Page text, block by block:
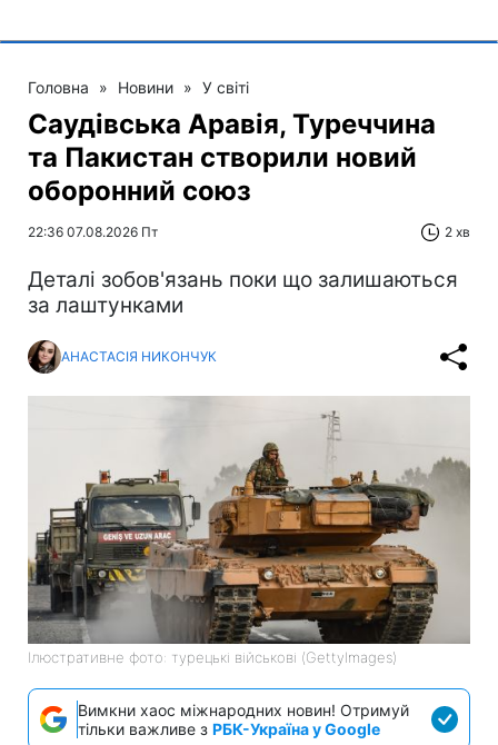
Головна » Новини » У світі
Саудівська Аравія, Туреччина
та Пакистан створили новий
оборонний союз
22:36 07.08.2026 Пт 2 хв
Деталі зобов'язань поки що залишаються
за лаштунками
АНАСТАСІЯ НИКОНЧУК
Ілюстративне фото: турецькі військові (GettyImages)
Вимкни хаос міжнародних новин! Отримуй
тільки важливе з РБК-Україна у Google